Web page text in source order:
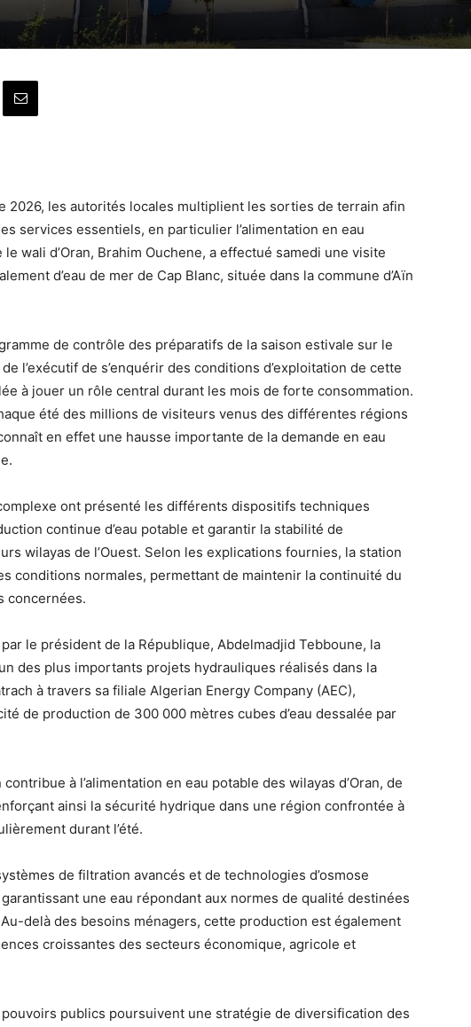
2026, les autorités locales multiplient les sorties de terrain afin
services essentiels, en particulier l’alimentation en eau
le wali d’Oran, Brahim Ouchene, a effectué samedi une visite
d’eau de mer de Cap Blanc, située dans la commune d’Aïn
de contrôle des préparatifs de la saison estivale sur le
l’exécutif de s’enquérir des conditions d’exploitation de cette
à jouer un rôle central durant les mois de forte consommation.
été des millions de visiteurs venus des différentes régions
en effet une hausse importante de la demande en eau
ont présenté les différents dispositifs techniques
continue d’eau potable et garantir la stabilité de
wilayas de l’Ouest. Selon les explications fournies, la station
conditions normales, permettant de maintenir la continuité du
concernées.
le président de la République, Abdelmadjid Tebboune, la
des plus importants projets hydrauliques réalisés dans la
à travers sa filiale Algerian Energy Company (AEC),
de production de 300 000 mètres cubes d’eau dessalée par
à l’alimentation en eau potable des wilayas d’Oran, de
ainsi la sécurité hydrique dans une région confrontée à
durant l’été.
de filtration avancés et de technologies d’osmose
une eau répondant aux normes de qualité destinées
delà des besoins ménagers, cette production est également
croissantes des secteurs économique, agricole et
publics poursuivent une stratégie de diversification des